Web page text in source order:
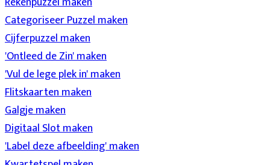
Categoriseer Puzzel maken
Cijferpuzzel maken
'Ontleed de Zin' maken
'Vul de lege plek in' maken
Flitskaarten maken
Galgje maken
Digitaal Slot maken
'Label deze afbeelding' maken